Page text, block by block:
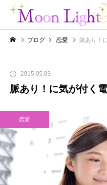
ブログ 恋愛 脈あり！
2015.05.03
脈あり！に気が付く
恋愛